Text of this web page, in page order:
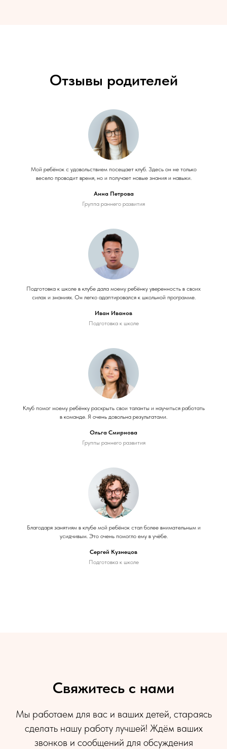
Отзывы родителей
Мой ребёнок с удовольствием посещает клуб. Здесь он не только
весело проводит время, но и получает новые знания и навыки.
Анна Петрова
Группа раннего развития
Подготовка к школе в клубе дала моему ребёнку уверенность в своих
силах и знаниях. Он легко адаптировался к школьной программе.
Иван Иванов
Подготовка к школе
Клуб помог моему ребёнку раскрыть свои таланты и научиться работать
в команде. Я очень довольна результатами.
Ольга Смирнова
Группы раннего развития
Благодаря занятиям в клубе мой ребёнок стал более внимательным и
усидчивым. Это очень помогло ему в учёбе.
Сергей Кузнецов
Подготовка к школе
Свяжитесь с нами
Мы работаем для вас и ваших детей, стараясь
сделать нашу работу лучшей! Ждём ваших
звонков и сообщений для обсуждения